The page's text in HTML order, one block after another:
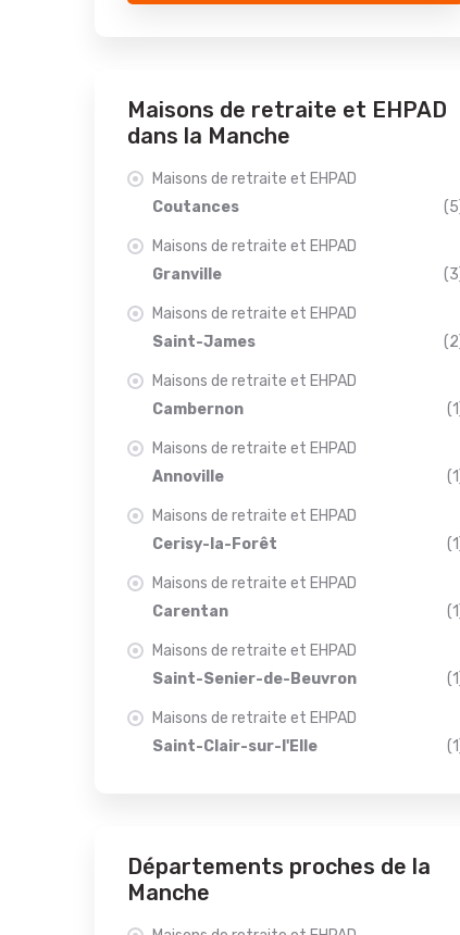
Maisons de retraite et EHPAD
dans la Manche
Maisons de retraite et EHPAD
Coutances
Maisons de retraite et EHPAD
Granville
Maisons de retraite et EHPAD
Saint-James
Maisons de retraite et EHPAD
Cambernon
Maisons de retraite et EHPAD
Annoville
Maisons de retraite et EHPAD
Cerisy-la-Forêt
Maisons de retraite et EHPAD
Carentan
Maisons de retraite et EHPAD
Saint-Senier-de-Beuvron
Maisons de retraite et EHPAD
Saint-Clair-sur-l'Elle
Départements proches de la
Manche